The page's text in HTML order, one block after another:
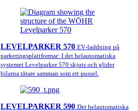
LEVELPARKER 570 EV‑laddning på
parkeringsplattformar: I det helautomatiska
systemet Levelparker 570 skjuts och glider
bilarna tätare samman som ett pussel.
LEVELPARKER 590 Det helautomatiska